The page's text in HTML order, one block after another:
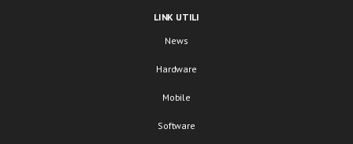
LINK UTILI
News
Hardware
Mobile
Software